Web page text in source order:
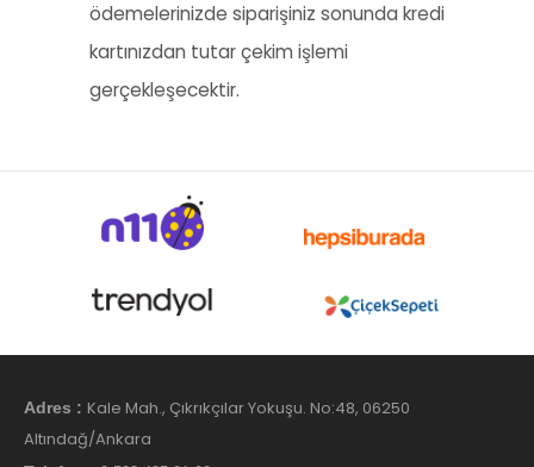
ödemelerinizde siparişiniz sonunda kredi
kartınızdan tutar çekim işlemi
gerçekleşecektir.
Adres : Kale Mah., Çıkrıkçılar Yokuşu. No:48, 06250
Altındağ/Ankara